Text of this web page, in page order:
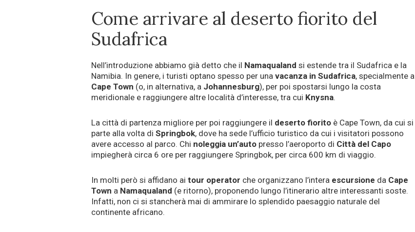
Come arrivare al deserto fiorito del
Sudafrica
Nell’introduzione abbiamo già detto che il Namaqualand si estende tra il Sudafrica e la
Namibia. In genere, i turisti optano spesso per una vacanza in Sudafrica, specialmente a
Cape Town (o, in alternativa, a Johannesburg), per poi spostarsi lungo la costa
meridionale e raggiungere altre località d’interesse, tra cui Knysna.
La città di partenza migliore per poi raggiungere il deserto fiorito è Cape Town, da cui si
parte alla volta di Springbok, dove ha sede l’ufficio turistico da cui i visitatori possono
avere accesso al parco. Chi noleggia un’auto presso l’aeroporto di Città del Capo
impiegherà circa 6 ore per raggiungere Springbok, per circa 600 km di viaggio.
In molti però si affidano ai tour operator che organizzano l’intera escursione da Cape
Town a Namaqualand (e ritorno), proponendo lungo l’itinerario altre interessanti soste.
Infatti, non ci si stancherà mai di ammirare lo splendido paesaggio naturale del
continente africano.